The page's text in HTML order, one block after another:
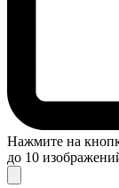
Нажмите на
до 10